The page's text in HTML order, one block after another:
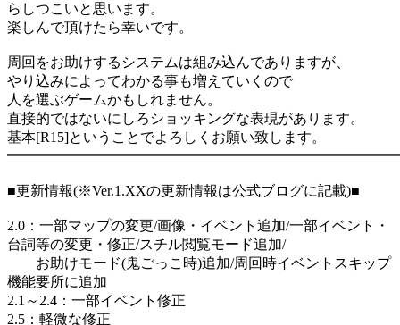
らしつこいと思います。
楽しんで頂けたら幸いです。
周回をお助けするシステムは組み込んでありますが、
やり込みによってわかる事も増えていくので
人を選ぶゲームかもしれません。
直接的ではないにしろショッキングな表現があります。
基本[R15]ということでよろしくお願い致します。
■更新情報(※Ver.1.XXの更新情報は公式ブログに記載)■
2.0：一部マップの変更/画像・イベント追加/一部イベント・
台詞等の変更・修正/スチル閲覧モード追加/
お助けモード(鬼ごっこ時)追加/周回時イベントスキップ
機能要所に追加
2.1～2.4：一部イベント修正
2.5：軽微な修正